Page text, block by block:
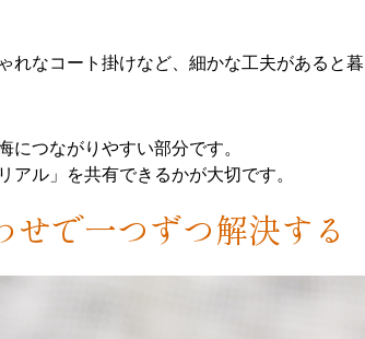
なコート掛けなど、細かな工夫があると
につながりやすい部分です。
ル」を共有できるかが大切です。
で一つずつ解決する